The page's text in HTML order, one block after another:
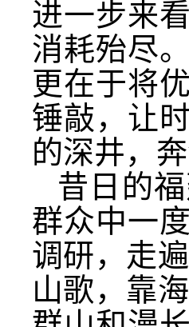
进一步来
消耗殆尽
更在于将
锤敲，让
的深井，
昔日的
群众中一
调研，走
山歌，靠